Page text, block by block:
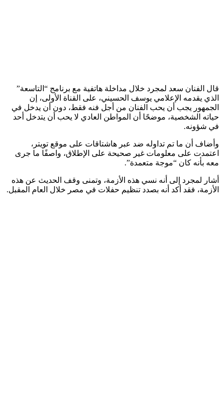
قال الفنان سعد لمجرد خلال مداخلة هاتفية مع برنامج “التاسعة”
الذي يقدمه الإعلامي يوسف الحسيني، على القناة الأولى، إن
الجمهور يجب أن يحب الفنان من أجل فنه فقط، دون أن يدخل في
حياته الشخصية، موضحًا أن المواطن العادي لا يحب أن يتدخل أحد
في شؤونه.
وأضاف أن ما تم تداوله ضد عبر هاشتاقات على موقع تويتر،
اعتمدت على معلومات غير صحيحة على الإطلاق، واصفًا ما جرى
معه بأنه كان “موجة متعمدة”.
أشار لمجرد إلى أنه نسي هذه الأزمة، وتمنى وقف الحديث عن هذه
الأزمة، فقد أكد أنه بصدد تنظيم حفلات في مصر خلال العام المقبل.